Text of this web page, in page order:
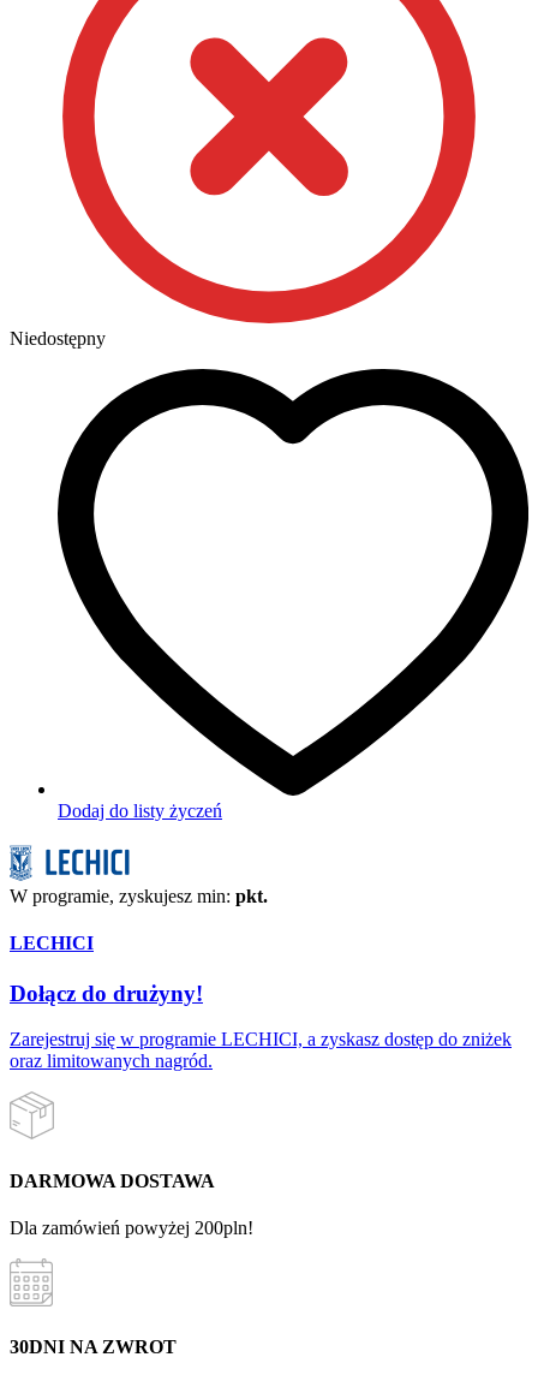
Niedostępny
Dodaj do listy życzeń
W programie, zyskujesz min: pkt.
LECHICI
Dołącz do drużyny!
Zarejestruj się w programie LECHICI, a zyskasz dostęp do zniżek
oraz limitowanych nagród.
DARMOWA DOSTAWA
Dla zamówień powyżej 200pln!
30DNI NA ZWROT